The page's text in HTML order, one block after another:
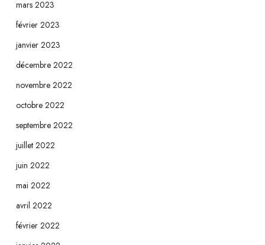
mars 2023
février 2023
janvier 2023
décembre 2022
novembre 2022
octobre 2022
septembre 2022
juillet 2022
juin 2022
mai 2022
avril 2022
février 2022